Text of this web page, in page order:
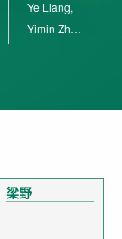
Ye Liang,
Yimin Zhu,
梁野